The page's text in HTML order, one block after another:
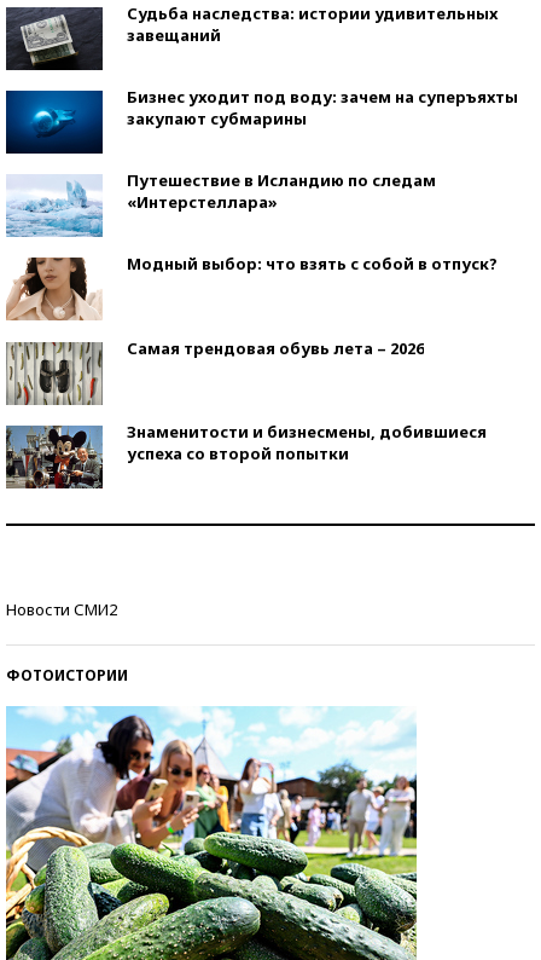
Судьба наследства: истории удивительных
завещаний
Бизнес уходит под воду: зачем на суперъяхты
закупают субмарины
Путешествие в Исландию по следам
«Интерстеллара»
Модный выбор: что взять с собой в отпуск?
Самая трендовая обувь лета – 2026
Знаменитости и бизнесмены, добившиеся
успеха со второй попытки
Новости СМИ2
ФОТОИСТОРИИ